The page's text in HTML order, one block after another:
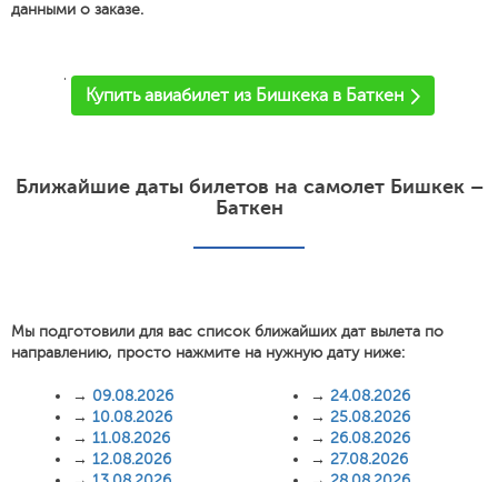
данными о заказе.
'
Купить авиабилет из Бишкека в Баткен
Ближайшие даты билетов на самолет Бишкек –
Баткен
Мы подготовили для вас список ближайших дат вылета по
направлению, просто нажмите на нужную дату ниже:
→ 09.08.2026
→ 10.08.2026
→ 11.08.2026
→ 12.08.2026
→ 24.08.2026
→ 25.08.2026
→ 26.08.2026
→ 27.08.2026